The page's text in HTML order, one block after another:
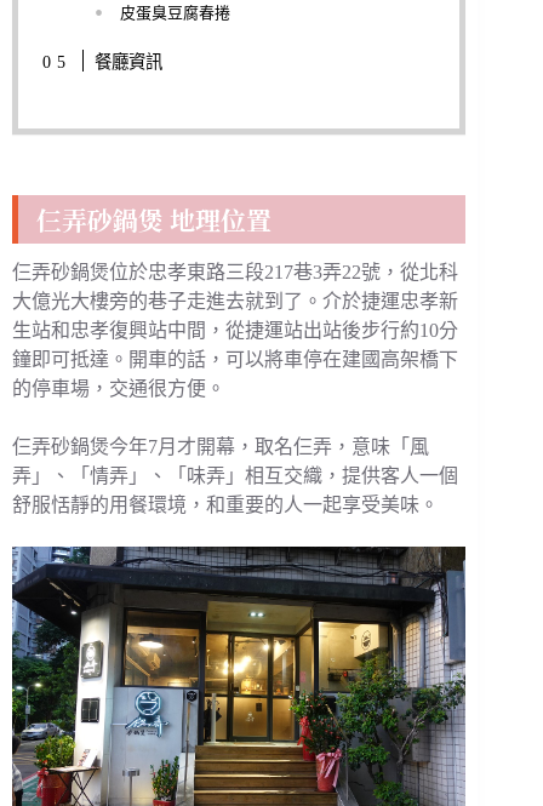
皮蛋臭豆腐春捲
餐廳資訊
仨弄砂鍋煲 地理位置
仨弄砂鍋煲位於忠孝東路三段217巷3弄22號，從北科
大億光大樓旁的巷子走進去就到了。介於捷運忠孝新
生站和忠孝復興站中間，從捷運站出站後步行約10分
鐘即可抵達。開車的話，可以將車停在建國高架橋下
的停車場，交通很方便。
仨弄砂鍋煲今年7月才開幕，取名仨弄，意味「風
弄」、「情弄」、「味弄」相互交織，提供客人一個
舒服恬靜的用餐環境，和重要的人一起享受美味。